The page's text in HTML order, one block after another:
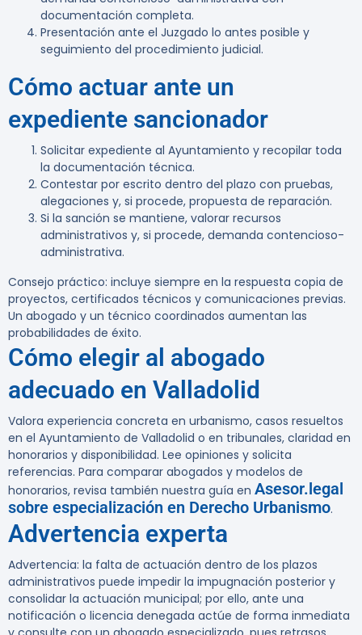
documentación completa.
Presentación ante el Juzgado lo antes posible y
seguimiento del procedimiento judicial.
Cómo actuar ante un
expediente sancionador
Solicitar expediente al Ayuntamiento y recopilar toda
la documentación técnica.
Contestar por escrito dentro del plazo con pruebas,
alegaciones y, si procede, propuesta de reparación.
Si la sanción se mantiene, valorar recursos
administrativos y, si procede, demanda contencioso-
administrativa.
Consejo práctico: incluye siempre en la respuesta copia de
proyectos, certificados técnicos y comunicaciones previas.
Un abogado y un técnico coordinados aumentan las
probabilidades de éxito.
Cómo elegir al abogado
adecuado en Valladolid
Valora experiencia concreta en urbanismo, casos resueltos
en el Ayuntamiento de Valladolid o en tribunales, claridad en
honorarios y disponibilidad. Lee opiniones y solicita
referencias. Para comparar abogados y modelos de
honorarios, revisa también nuestra guía en Asesor.legal
sobre especialización en Derecho Urbanismo.
Advertencia experta
Advertencia: la falta de actuación dentro de los plazos
administrativos puede impedir la impugnación posterior y
consolidar la actuación municipal; por ello, ante una
notificación o licencia denegada actúe de forma inmediata